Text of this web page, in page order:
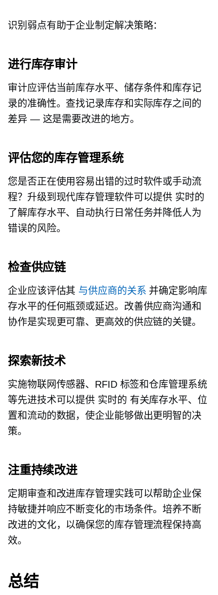
识别弱点有助于企业制定解决策略：
进行库存审计
审计应评估当前库存水平、储存条件和库存记
录的准确性。查找记录库存和实际库存之间的
差异 — 这是需要改进的地方。
评估您的库存管理系统
您是否正在使用容易出错的过时软件或手动流
程？升级到现代库存管理软件可以提供 实时的
了解库存水平、自动执行日常任务并降低人为
错误的风险。
检查供应链
企业应该评估其 与供应商的关系 并确定影响库
存水平的任何瓶颈或延迟。改善供应商沟通和
协作是实现更可靠、更高效的供应链的关键。
探索新技术
实施物联网传感器、RFID 标签和仓库管理系统
等先进技术可以提供 实时的 有关库存水平、位
置和流动的数据，使企业能够做出更明智的决
策。
注重持续改进
定期审查和改进库存管理实践可以帮助企业保
持敏捷并响应不断变化的市场条件。培养不断
改进的文化，以确保您的库存管理流程保持高
效。
总结